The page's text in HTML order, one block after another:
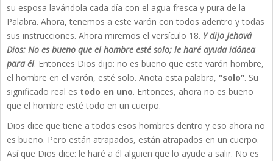
su esposa lavándola cada día con el agua fresca y pura de la
Palabra. Ahora, tenemos a este varón con todos adentro y todas
sus instrucciones. Ahora miremos el versículo 18. Y dijo Jehová
Dios: No es bueno que el hombre esté solo; le haré ayuda idónea
para él. Entonces Dios dijo: no es bueno que este varón hombre,
el hombre en el varón, esté solo. Anota esta palabra, “solo”. Su
significado real es todo en uno. Entonces, ahora no es bueno
que el hombre esté todo en un cuerpo.
Dios dice que tiene a todos esos hombres dentro y eso ahora no
es bueno. Pero están atrapados, están atrapados en un cuerpo.
Así que Dios dice: le haré a él alguien que lo ayude a salir. No es